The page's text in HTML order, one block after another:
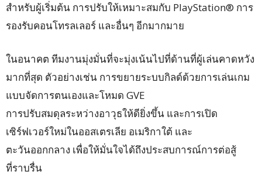
สำหรับผู้เริ่มต้น การปรับให้เหมาะสมกับ PlayStation® การ
รองรับคอนโทรลเลอร์ และอื่นๆ อีกมากมาย
ในอนาคต ทีมงานมุ่งมั่นที่จะมุ่งเน้นไปที่ด้านที่ผู้เล่นคาดหวัง
มากที่สุด ตัวอย่างเช่น การขยายระบบกิลด์ด้วยการเล่นเกม
แบบจัดการตนเองและโหมด GVE
การปรับสมดุลระหว่างอาวุธให้ดียิ่งขึ้น และการเปิด
เซิร์ฟเวอร์ใหม่ในออสเตรเลีย อเมริกาใต้ และ
ตะวันออกกลาง เพื่อให้มั่นใจได้ถึงประสบการณ์การต่อสู้
ที่ราบรื่น